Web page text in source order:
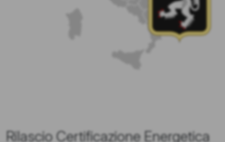
Rilascio Certificazione Energetica